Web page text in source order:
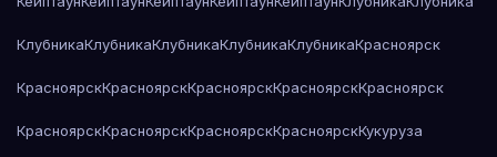
КлубникаКлубникаКлубникаКлубникаКлубникаКрасноярск
КрасноярскКрасноярскКрасноярскКрасноярскКрасноярск
КрасноярскКрасноярскКрасноярскКрасноярскКукуруза